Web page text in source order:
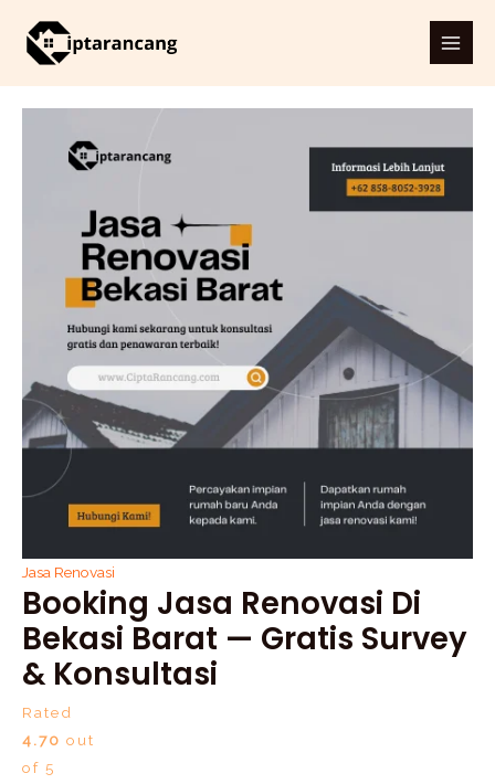
content
Main
Jasa Renovasi
Booking Jasa Renovasi Di
Bekasi Barat — Gratis Survey
& Konsultasi
Rated
4.70 out
of 5
Jasa
Renovasi
Konsultasi